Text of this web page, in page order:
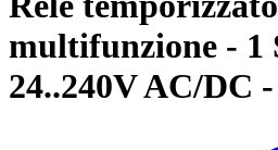
multifunzione - 1
24..240V AC/DC